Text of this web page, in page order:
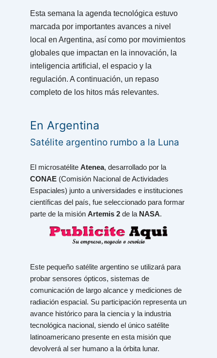
Esta semana la agenda tecnológica estuvo
marcada por importantes avances a nivel
local en Argentina, así como por movimientos
globales que impactan en la innovación, la
inteligencia artificial, el espacio y la
regulación. A continuación, un repaso
completo de los hitos más relevantes.
En Argentina
Satélite argentino rumbo a la Luna
El microsatéliteAtenea, desarrollado por la
CONAE (Comisión Nacional de Actividades
Espaciales) junto a universidades e instituciones
científicas del país, fue seleccionado para formar
parte de la misiónArtemis 2 de la NASA.
Este pequeño satélite argentino se utilizará para
probar sensores ópticos, sistemas de
comunicación de largo alcance y mediciones de
radiación espacial. Su participación representa un
avance histórico para la ciencia y la industria
tecnológica nacional, siendo el único satélite
latinoamericano presente en esta misión que
devolverá al ser humano a la órbita lunar.